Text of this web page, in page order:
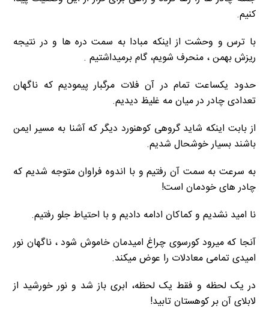
کنیم.
با ترس و وحشت از اینکه مبادا به سمت دره ها و در نتیجه
ریزش بهمن ، منحرف شویم، گام برمیداشتیم .
حدود یکساعت تمام در آن فلات مرگبار پیمودیم که ناگهان
تعدادی چادر در میان مه غلیظ دیدیم.
از بابت اینکه شاید گروهی کوهنورد دیگر که آشنا به مسیر ایمن
باشند بسیار خوشحال شدیم.
به سرعت به سمت آن رفتیم و با اندوه فراوان متوجه شدیم که
چادر های خودمان است!
نا امید نشدیم و کماکان ادامه دادیم و با احتیاط جلو رفتیم.
آنجا که میرود کورسوی چراغ امیدمان خاموش شود ، ناگهان نور
امیدی تمامی معادلات را عوض میکند.
در یک لحظه و فقط یک لحظه، ابری باز شد و نور خورشید از
لابلای آن بر کوهستان تابید!